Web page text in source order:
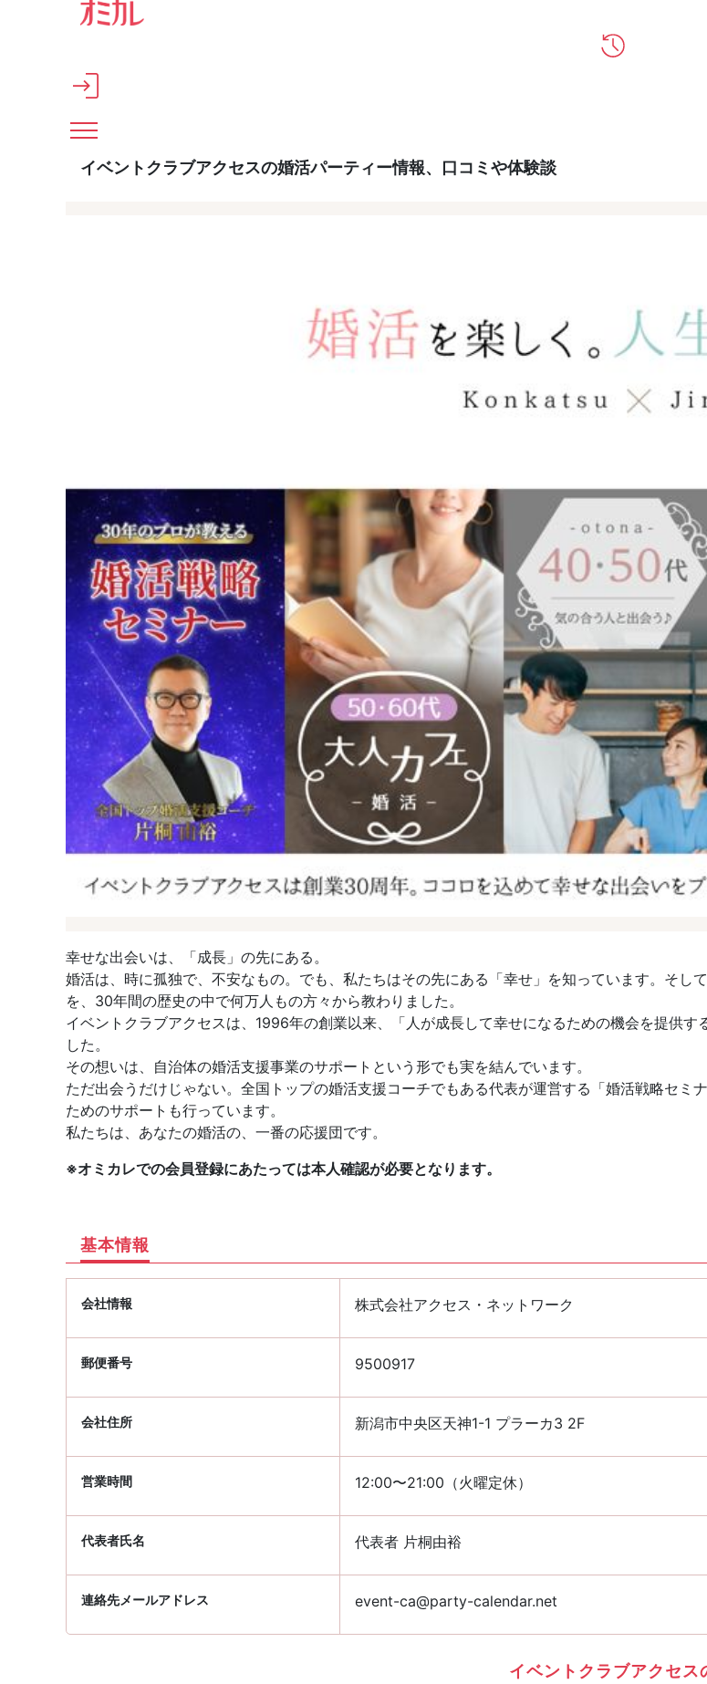
メインコンテンツへスキップ
イベントクラブアクセスの婚活パーティー情報、口コミや体験談
幸せな出会いは、「成長」の先にある。
婚活は、時に孤独で、不安なもの。でも、私たちはその先にある「幸せ」を知っています。そし
を、30年間の歴史の中で何万人もの方々から教わりました。
イベントクラブアクセスは、1996年の創業以来、「人が成長して幸せになるための機会を提供
した。
その想いは、自治体の婚活支援事業のサポートという形でも実を結んでいます。
ただ出会うだけじゃない。全国トップの婚活支援コーチでもある代表が運営する「婚活戦略セ
ためのサポートも行っています。
私たちは、あなたの婚活の、一番の応援団です。
※オミカレでの会員登録にあたっては本人確認が必要となります。
基本情報
会社情報 株式会社アクセス・ネットワーク
郵便番号 9500917
会社住所 新潟市中央区天神1-1 プラーカ3 2F
営業時間 12:00〜21:00（火曜定休）
代表者氏名 代表者 片桐由裕
連絡先メールアドレス event-ca@party-calendar.net
イベントクラブアクセス